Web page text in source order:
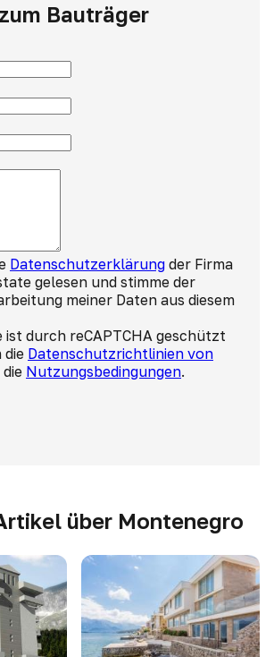
Bauträger
Datenschutzerklärung der Firma
gelesen und stimme der
meiner Daten aus diesem
ist durch reCAPTCHA geschützt
die Datenschutzrichtlinien von
Nutzungsbedingungen.
über Montenegro